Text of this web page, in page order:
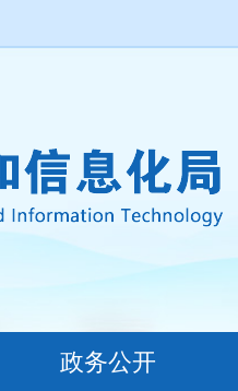
政务公开